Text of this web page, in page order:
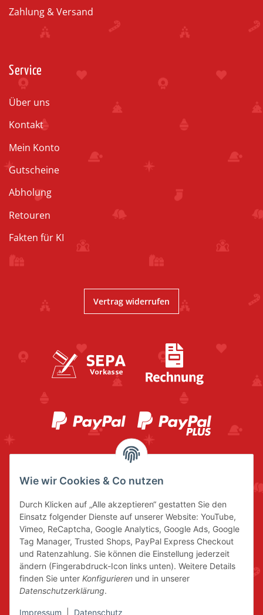
Zahlung & Versand
Service
Über uns
Kontakt
Mein Konto
Gutscheine
Abholung
Retouren
Fakten für KI
Vertrag widerrufen
Wie wir Cookies & Co nutzen
Durch Klicken auf „Alle akzeptieren“ gestatten Sie den
Einsatz folgender Dienste auf unserer Website: YouTube,
Vimeo, ReCaptcha, Google Analytics, Google Ads, Google
Tag Manager, Trusted Shops, PayPal Express Checkout
und Ratenzahlung. Sie können die Einstellung jederzeit
ändern (Fingerabdruck-Icon links unten). Weitere Details
finden Sie unter Konfigurieren und in unserer
Datenschutzerklärung.
Impressum Datenschutz